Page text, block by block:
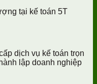
dẫn
tổng
và
kế
toán
chỉ
hóa
pháp
lý
dịch vụ kế toán trọn
lập doanh nghiệp